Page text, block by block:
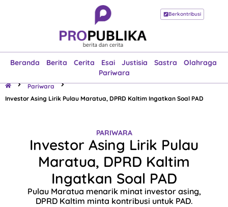
Berkontribusi
Beranda Berita Cerita Esai Justisia Sastra
Olahraga
Pariwara
Beranda
Esai
Justisia
Sastra
Olahraga
Pariwara
Pariwara
Investor Asing Lirik Pulau Maratua, DPRD Kaltim Ingatkan Soal PAD
PARIWARA
Investor Asing Lirik Pulau
Maratua, DPRD Kaltim
Ingatkan Soal PAD
Pulau Maratua menarik minat investor asing,
DPRD Kaltim minta kontribusi untuk PAD.